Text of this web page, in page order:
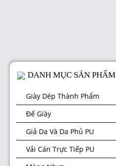
DANH MỤC SẢN PHẨM
Giày Dép Thành Phẩm
Đế Giày
Giả Da Và Da Phủ PU
Vải Cán Trực Tiếp PU